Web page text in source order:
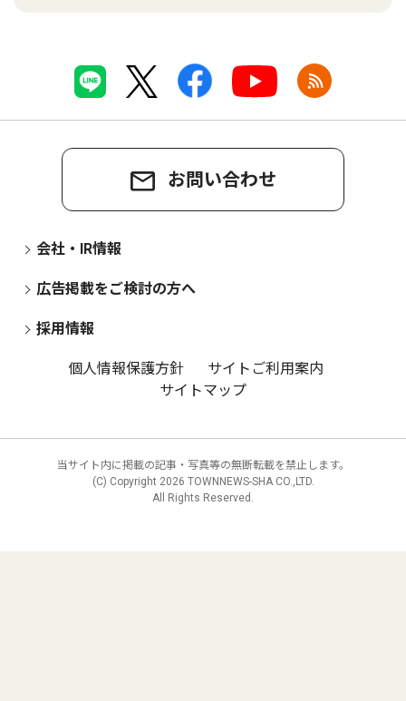
お問い合わせ
会社・IR情報
広告掲載をご検討の方へ
採用情報
個人情報保護方針
サイトご利用案内
サイトマップ
当サイト内に掲載の記事・写真等の無断転載を禁止します。
(C) Copyright 2026 TOWNNEWS-SHA CO.,LTD.
All Rights Reserved.